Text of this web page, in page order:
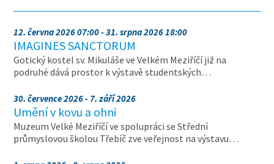
12. června 2026 07:00 - 31. srpna 2026 18:00
IMAGINES SANCTORUM
Gotický kostel sv. Mikuláše ve Velkém Meziříčí již na
podruhé dává prostor k výstavě studentských…
30. července 2026 - 7. září 2026
Umění v kovu a ohni
Muzeum Velké Meziříčí ve spolupráci se Střední
průmyslovou školou Třebíč zve veřejnost na výstavu…